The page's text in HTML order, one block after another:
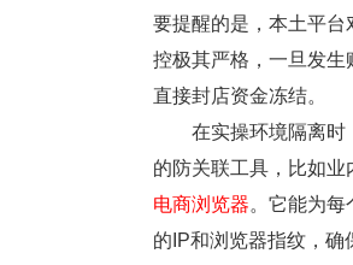
要提醒的是，本土平台
控极其严格，一旦发生
直接封店资金冻结。
在实操环境隔离时
的防关联工具，比如业
电商浏览器。它能为每
的IP和浏览器指纹，确